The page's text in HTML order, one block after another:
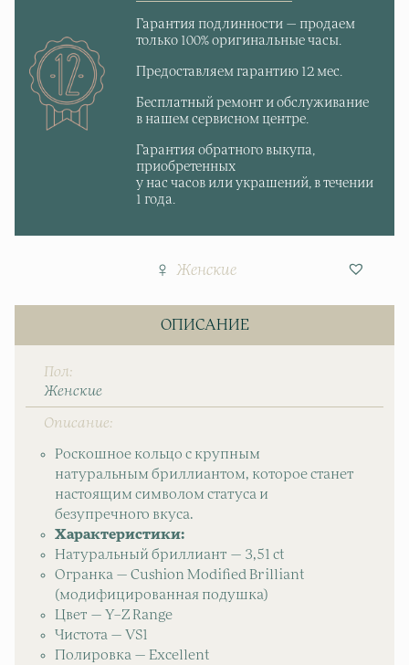
Гарантия подлинности — продаем
только 100% оригинальные часы.
Предоставляем гарантию 12 мес.
Бесплатный ремонт и обслуживание
в нашем сервисном центре.
Гарантия обратного выкупа,
приобретенных
у нас часов или украшений, в течении
1 года.
Женские
ОПИСАНИЕ
Пол
Женские
Описание
Роскошное кольцо с крупным
натуральным бриллиантом, которое станет
настоящим символом статуса и
безупречного вкуса.
Характеристики:
Натуральный бриллиант — 3,51 ct
Огранка — Cushion Modified Brilliant
(модифицированная подушка)
Цвет — Y–Z Range
Чистота — VS1
Полировка — Excellent